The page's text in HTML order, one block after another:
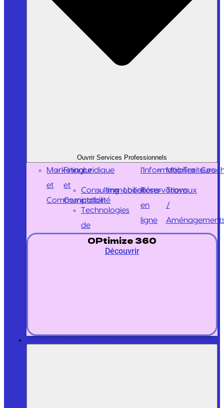
Ouvrir Services Professionnels
Marketing
et
Communication
Finance
et
Comptabilité
Juridique
Consulting
Technologies
de
l'Information
Immobilier
LocationsRéservations
en
ligne
MobilierTraiteurs
Travaux
/
OPtimize 360
Découvrir
Services aux particuliers